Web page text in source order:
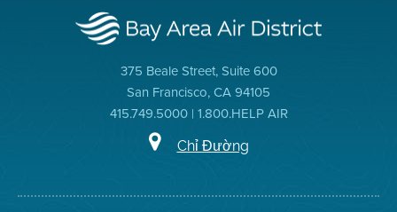
375 Beale Street, Suite 600
San Francisco, CA 94105
415.749.5000 | 1.800.HELP AIR
Chỉ Đường